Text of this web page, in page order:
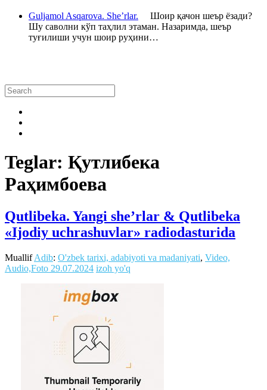
Guljamol Asqarova. She’rlar. Шоир қачон шеър ёзади?
Шу саволни кўп таҳлил этаман. Назаримда, шеър
туғилиши учун шоир руҳини…
Teglar: Қутлибека
Раҳимбоева
Qutlibeka. Yangi she’rlar & Qutlibeka
«Ijodiy uchrashuvlar» radiodasturida
MuallifAdib: O'zbek tarixi, adabiyoti va madaniyati, Video,
Audio,Foto 29.07.2024 izoh yo'q